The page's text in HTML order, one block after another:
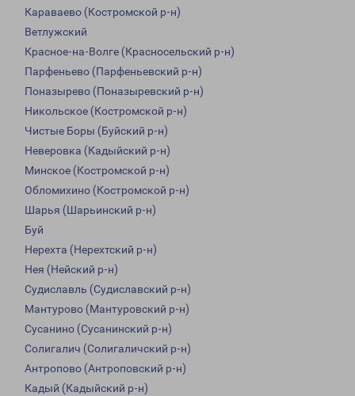
Караваево (Костромской р-н)
Ветлужский
Красное-на-Волге (Красносельский р-н)
Парфеньево (Парфеньевский р-н)
Поназырево (Поназыревский р-н)
Никольское (Костромской р-н)
Чистые Боры (Буйский р-н)
Неверовка (Кадыйский р-н)
Минское (Костромской р-н)
Обломихино (Костромской р-н)
Шарья (Шарьинский р-н)
Буй
Нерехта (Нерехтский р-н)
Нея (Нейский р-н)
Судиславль (Судиславский р-н)
Мантурово (Мантуровский р-н)
Сусанино (Сусанинский р-н)
Солигалич (Солигаличский р-н)
Антропово (Антроповский р-н)
Кадый (Кадыйский р-н)